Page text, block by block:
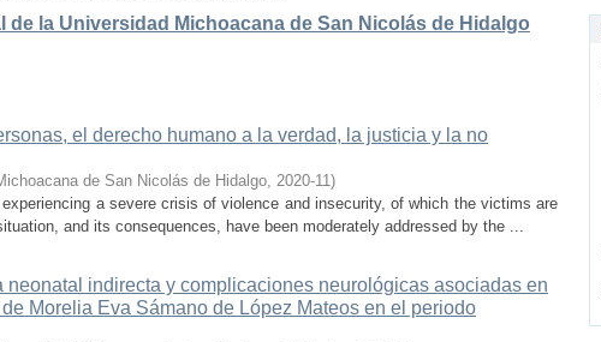
de la Universidad Michoacana de San Nicolás de Hidalgo
el derecho humano a la verdad, la justicia y la no
de San Nicolás de Hidalgo, 2020-11)
a severe crisis of violence and insecurity, of which the victims are
and its consequences, have been moderately addressed by the ...
indirecta y complicaciones neurológicas asociadas en
Morelia Eva Sámano de López Mateos en el periodo